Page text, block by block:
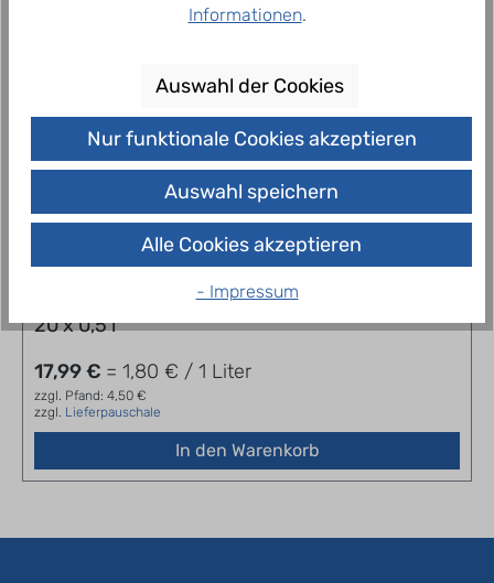
Thomas Henry Mate Mate Pfirsich-Lemongras
20 x 0,5 l
17,99 € = 1,80 € / 1 Liter
zzgl. Pfand: 4,50 €
zzgl. Lieferpauschale
In den Warenkorb
Informationen.
Auswahl der Cookies
Nur funktionale Cookies akzeptieren
Auswahl speichern
Alle Cookies akzeptieren
- Impressum